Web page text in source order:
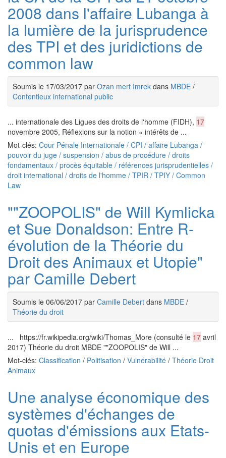
2008 dans l'affaire Lubanga à
la lumière de la jurisprudence
des TPI et des juridictions de
common law
Soumis le 17/03/2017 par Ozan mert Imrek dans MBDE /
Contentieux international public
... internationale des Ligues des droits de l'homme (FIDH), 17
novembre 2005, Réflexions sur la notion « intérêts de ...
Mot-clés: Cour Pénale Internationale / CPI / affaire Lubanga /
pouvoir du juge / suspension / abus de procédure / droits
fondamentaux / procès équitable / références jurisprudentielles /
droit international / droits de l'homme / TPIR / TPIY / Common
Law
""ZOOPOLIS" de Will Kymlicka
et Sue Donaldson: Entre R-
évolution de la Théorie du
Droit des Animaux et Utopie"
par Camille Debert
Soumis le 06/06/2017 par Camille Debert dans MBDE /
Théorie du droit
... https://fr.wikipedia.org/wiki/Thomas_More (consulté le 17 avril
2017) Théorie du droit MBDE ""ZOOPOLIS" de Will ...
Mot-clés: Classification / Politisation / Vulnérabilité / Théorie Droit
Animaux
Une analyse économique des
systèmes d'échanges de
quotas d'émissions aux Etats-
Unis et en Europe